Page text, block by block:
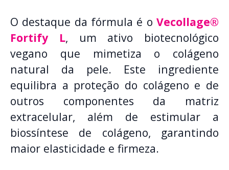
O destaque da fórmula é o Vecollage®
Fortify L, um ativo biotecnológico
vegano que mimetiza o colágeno
natural da pele. Este ingrediente
equilibra a proteção do colágeno e de
outros componentes da matriz
extracelular, além de estimular a
biossíntese de colágeno, garantindo
maior elasticidade e firmeza.